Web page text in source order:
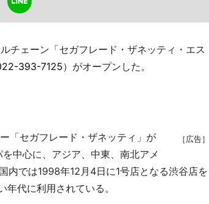
チェーン「セガフレード・ザネッティ・エス
393-7125）がオープンした。
［広告］
「セガフレード・ザネッティ」が
中心に、アジア、中東、南北アメ
内では1998年12月4日に1号店となる渋谷店を
代に利用されている。